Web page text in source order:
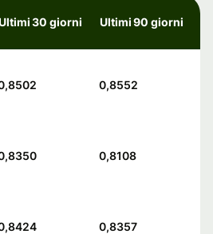
30 giorni Ultimi 90 giorni
0,8552
0,8108
0,8357